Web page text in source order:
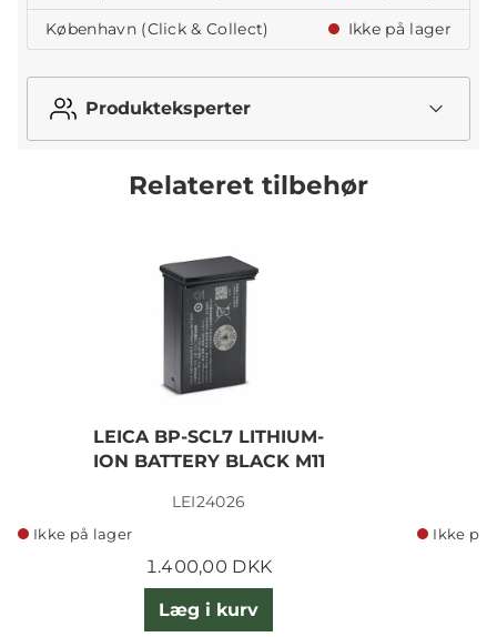
København (Click & Collect)
Ikke på lager
Produkteksperter
Relateret tilbehør
LEICA BP-SCL7 LITHIUM-
ION BATTERY BLACK M11
LEI24026
Ikke på lager
1.400,00 DKK
Læg i kurv
Ikke på